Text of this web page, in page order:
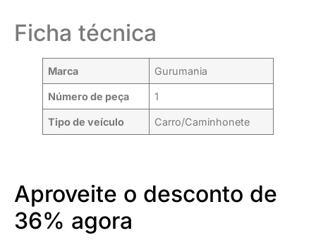
Ficha técnica
Marca Gurumania
Número de peça 1
Tipo de veículo Carro/Caminhonete
Aproveite o desconto de
36% agora